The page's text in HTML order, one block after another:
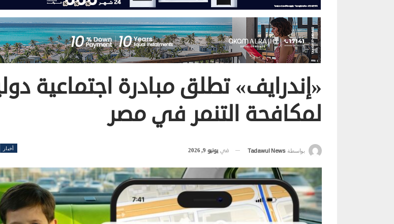
«إندرايف» تطلق مبادرة اجتماعية
لمكافحة التنمر في مصر
أخبار بواسطة Tadawul News في يونيو 9, 2026